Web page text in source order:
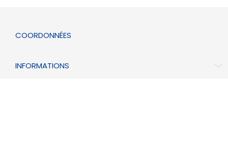
COORDONNÉES
INFORMATIONS